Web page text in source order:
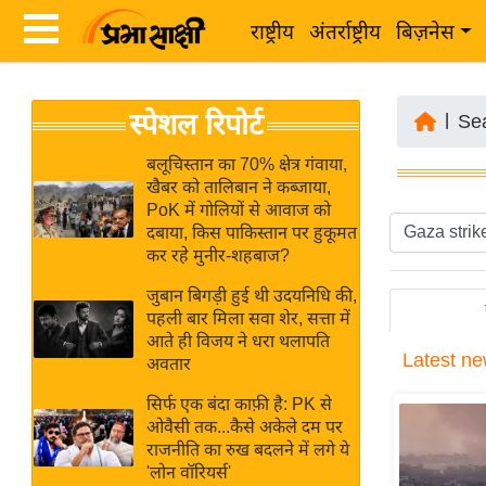
राष्ट्रीय अंतर्राष्ट्रीय बिज़नेस
News
Hindi
Hindi
Live
News in
Hindi
ब
र
अंतर्राष्ट्रीय
बिज़नेस
उद्योग
विशेषज्ञ
राय
स्पेशल रिपोर्ट
बलूचिस्तान का 70% क्षेत्र गंवाया,
खैबर को तालिबान ने कब्जाया,
PoK में गोलियों से आवाज को
दबाया, किस पाकिस्तान पर हुकूमत
कर रहे मुनीर-शहबाज?
जुबान बिगड़ी हुई थी उदयनिधि की,
पहली बार मिला सवा शेर, सत्ता में
आते ही विजय ने धरा थलापति
अवतार
सिर्फ एक बंदा काफ़ी है: PK से
ओवैसी तक...कैसे अकेले दम पर
राजनीति का रुख बदलने में लगे ये
'लोन वॉरियर्स'
Latest